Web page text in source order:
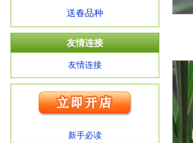
送春品种
友情连接
友情连接
新手必读